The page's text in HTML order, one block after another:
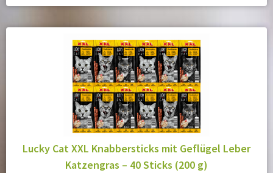
Lucky Cat XXL Knabbersticks mit Geflügel Leber
Katzengras – 40 Sticks (200 g)